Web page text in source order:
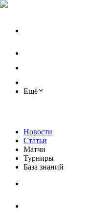
Ещё
Новости
Статьи
Матчи
Турниры
База знаний